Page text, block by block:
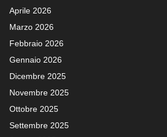
Aprile 2026
Marzo 2026
Febbraio 2026
Gennaio 2026
Dicembre 2025
Novembre 2025
Ottobre 2025
Settembre 2025